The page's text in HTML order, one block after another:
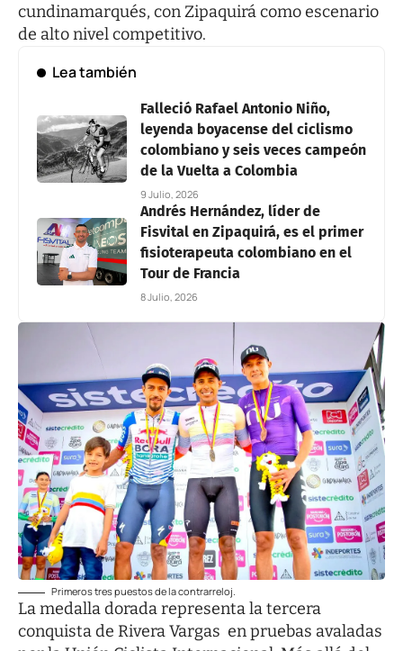
cundinamarqués, con Zipaquirá como escenario
de alto nivel competitivo.
Lea también
Falleció Rafael Antonio Niño,
leyenda boyacense del ciclismo
colombiano y seis veces campeón
de la Vuelta a Colombia
9 Julio, 2026
Andrés Hernández, líder de
Fisvital en Zipaquirá, es el primer
fisioterapeuta colombiano en el
Tour de Francia
8 Julio, 2026
Primeros tres puestos de la contrarreloj.
La medalla dorada representa la tercera
conquista de Rivera Vargas en pruebas avaladas